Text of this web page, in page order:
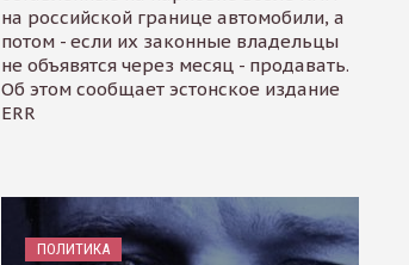
на российской границе автомобили, а
потом - если их законные владельцы
не объявятся через месяц - продавать.
Об этом сообщает эстонское издание
ERR
ПОЛИТИКА